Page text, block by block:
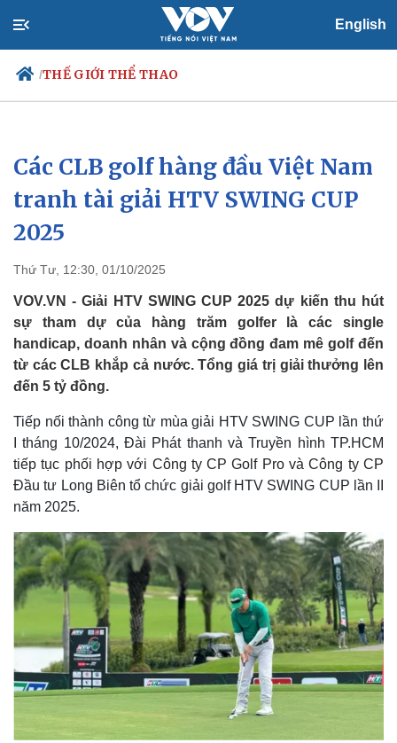
English
/THẾ GIỚI THỂ THAO
Chính trị
Tổ chức nhân sự
Quốc hội
Xã hội
Tin 24h
Dự báo thời tiết
Các CLB golf hàng đầu Việt Nam
tranh tài giải HTV SWING CUP
2025
Thứ Tư, 12:30, 01/10/2025
VOV.VN - Giải HTV SWING CUP 2025 dự kiến thu hút
sự tham dự của hàng trăm golfer là các single
handicap, doanh nhân và cộng đồng đam mê golf đến
từ các CLB khắp cả nước. Tổng giá trị giải thưởng lên
đến 5 tỷ đồng.
Tiếp nối thành công từ mùa giải HTV SWING CUP lần thứ
I tháng 10/2024, Đài Phát thanh và Truyền hình TP.HCM
tiếp tục phối hợp với Công ty CP Golf Pro và Công ty CP
Đầu tư Long Biên tổ chức giải golf HTV SWING CUP lần II
năm 2025.